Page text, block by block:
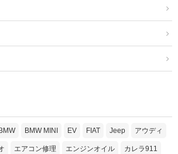
BMW MINI EV FIAT Jeep アウディ
エアコン修理 エンジンオイル カレラ911